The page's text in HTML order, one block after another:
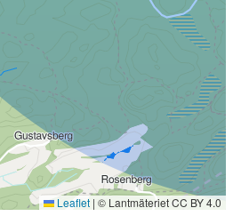
Leaflet | © Lantmäteriet CC BY 4.0